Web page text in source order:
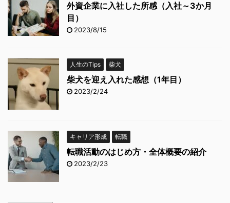
外資企業に入社した所感（入社～3か月
目）
2023/8/15
人生のTips 柴犬
柴犬を迎え入れた感想（1年目）
2023/2/24
キャリア形成 転職
転職活動のはじめ方・全体概要の紹介
2023/2/23